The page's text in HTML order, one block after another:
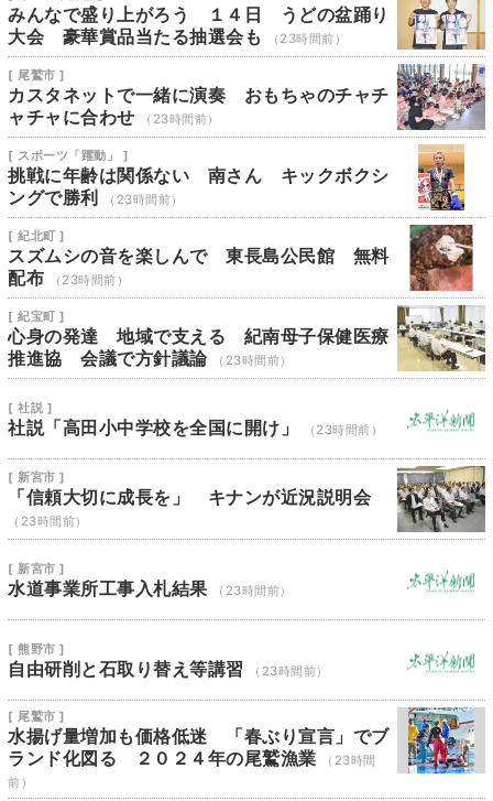
みんなで盛り上がろう １４日 うどの盆踊り
大会 豪華賞品当たる抽選会も
（23時間前）
[ 尾鷲市 ]
カスタネットで一緒に演奏 おもちゃのチャチ
ャチャに合わせ
（23時間前）
[ スポーツ「躍動」 ]
挑戦に年齢は関係ない 南さん キックボクシ
ングで勝利
（23時間前）
[ 紀北町 ]
スズムシの音を楽しんで 東長島公民館 無料
配布
（23時間前）
[ 紀宝町 ]
心身の発達 地域で支える 紀南母子保健医療
推進協 会議で方針議論
（23時間前）
[ 社説 ]
社説「高田小中学校を全国に開け」 （23時間前）
[ 新宮市 ]
「信頼大切に成長を」 キナンが近況説明会
（23時間前）
[ 新宮市 ]
水道事業所工事入札結果 （23時間前）
[ 熊野市 ]
自由研削と石取り替え等講習 （23時間前）
[ 尾鷲市 ]
水揚げ量増加も価格低迷 「春ぶり宣言」でブ
ランド化図る ２０２４年の尾鷲漁業
（23時間
前）